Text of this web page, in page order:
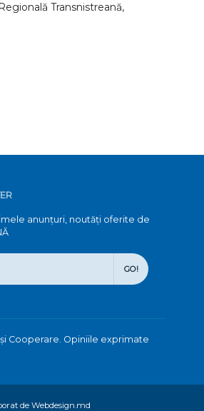
Transnistreană,
anunțuri, noutăți oferite de
GO!
Cooperare. Opiniile exprimate
de Webdesign.md